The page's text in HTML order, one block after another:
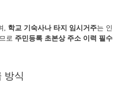
, 학교 기숙사나 타지 임시거주는 인
로 주민등록 초본상 주소 이력 필수
방식